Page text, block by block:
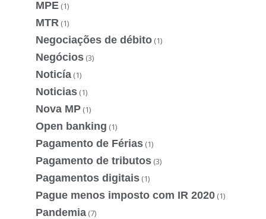
MPE (1)
MTR (1)
Negociações de débito (1)
Negócios (3)
Noticía (1)
Noticias (1)
Nova MP (1)
Open banking (1)
Pagamento de Férias (1)
Pagamento de tributos (3)
Pagamentos digitais (1)
Pague menos imposto com IR 2020 (1)
Pandemia (7)